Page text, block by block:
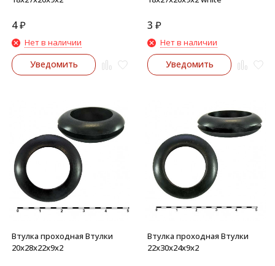
4₽
Нет в наличии
Уведомить
3 ₽
Нет в наличии
Уведомить
Втулка проходная Втулки
20х28х22х9х2
Втулка проходная Втулки
22х30х24х9х2